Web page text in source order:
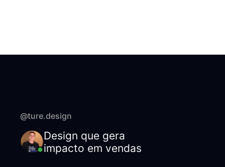
@ture.design
Design que gera
impacto em vendas